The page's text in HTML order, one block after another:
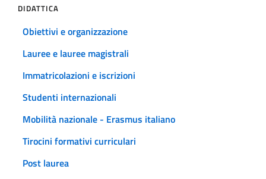
DIDATTICA
Obiettivi e organizzazione
Lauree e lauree magistrali
Immatricolazioni e iscrizioni
Studenti internazionali
Mobilità nazionale - Erasmus italiano
Tirocini formativi curriculari
Post laurea